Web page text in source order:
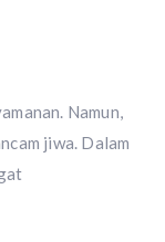
Namun,
jiwa. Dalam